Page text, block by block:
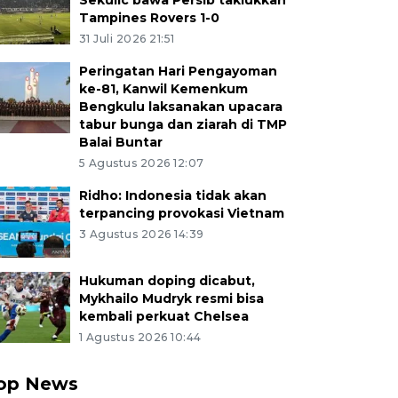
Tampines Rovers 1-0
31 Juli 2026 21:51
Peringatan Hari Pengayoman
ke-81, Kanwil Kemenkum
Bengkulu laksanakan upacara
tabur bunga dan ziarah di TMP
Balai Buntar
5 Agustus 2026 12:07
Ridho: Indonesia tidak akan
terpancing provokasi Vietnam
3 Agustus 2026 14:39
Hukuman doping dicabut,
Mykhailo Mudryk resmi bisa
kembali perkuat Chelsea
1 Agustus 2026 10:44
News